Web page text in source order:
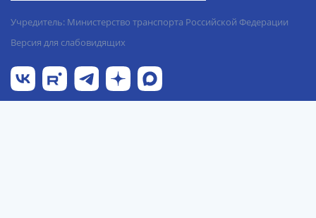
Учредитель: Министерство транспорта Российской Федерации
Версия для слабовидящих